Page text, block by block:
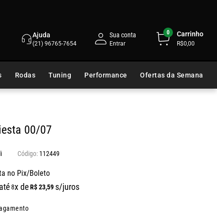
Ajuda
(21) 96765-7654
Sua conta 0 Carrinho
R$0,00
Rodas Tuning Performance Ofertas da Semana
00/07
112449
no Pix/Boleto
8x de R$ 23,59 s/juros